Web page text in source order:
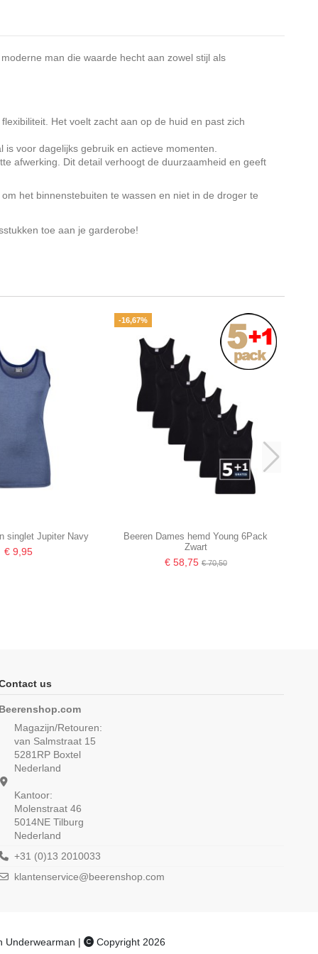
man die waarde hecht aan zowel stijl als
Het voelt zacht aan op de huid en past zich
voor dagelijks gebruik en actieve momenten.
afwerking. Dit detail verhoogt de duurzaamheid en geeft
het binnenstebuiten te wassen en niet in de droger te
toe aan je garderobe!
singlet Jupiter Navy
€ 9,95
-16,67%
Beeren Dames hemd Young 6Pack
Zwart
€ 58,75 € 70,50
Comfort M181 dames
zwart
uit 4 reviews
us
Beerenshop.com
Magazijn/Retouren:
van Salmstraat 15
5281RP Boxtel
Nederland
Kantoor:
Molenstraat 46
5014NE Tilburg
Nederland
+31 (0)13 2010033
klantenservice@beerenshop.com
Underwearman | Copyright 2026